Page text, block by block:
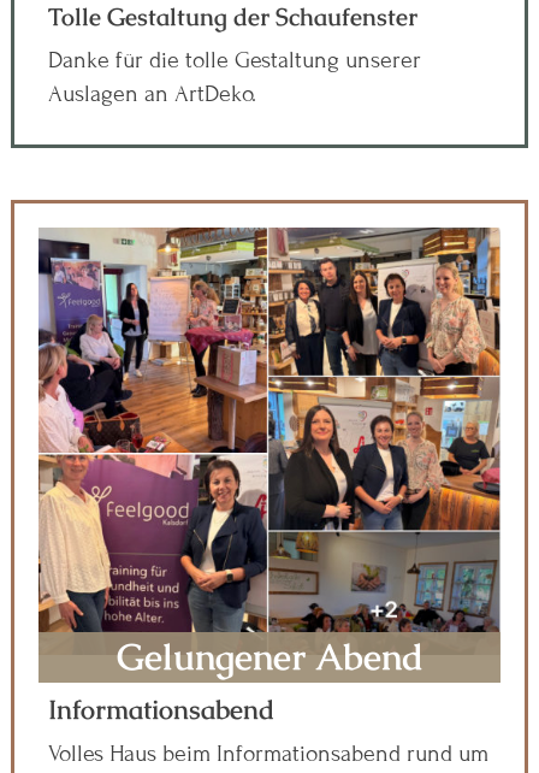
Tolle Gestaltung der Schaufenster
Danke für die tolle Gestaltung unserer
Auslagen an ArtDeko.
Gelungener Abend
Informationsabend
Volles Haus beim Informationsabend rund um